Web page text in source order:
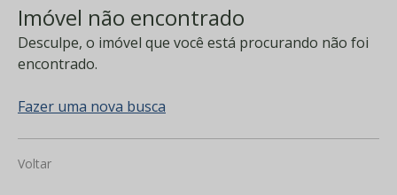
Imóvel não encontrado
Desculpe, o imóvel que você está procurando não foi
encontrado.
Fazer uma nova busca
Voltar